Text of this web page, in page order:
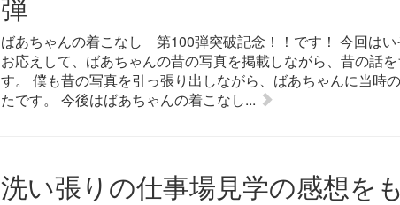
弾
ばあちゃんの着こなし 第100弾突破記念！！です！ 今回は
お応えして、ばあちゃんの昔の写真を掲載しながら、昔の話
す。 僕も昔の写真を引っ張り出しながら、ばあちゃんに当時
たです。 今後はばあちゃんの着こなし...
洗い張りの仕事場見学の感想を